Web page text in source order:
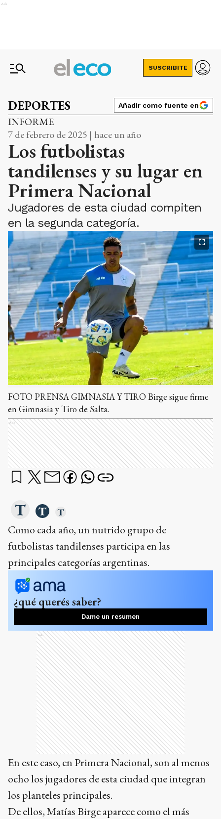
Ads
SUSCRIBITE
DEPORTES Añadir como fuente en
INFORME
7 de febrero de 2025 | hace un año
Los futbolistas
tandilenses y su lugar en
Primera Nacional
Jugadores de esta ciudad compiten
en la segunda categoría.
FOTO PRENSA GIMNASIA Y TIRO Birge sigue firme
en Gimnasia y Tiro de Salta.
Ads
Como cada año, un nutrido grupo de
futbolistas tandilenses participa en las
principales categorías argentinas.
¿qué querés saber?
Dame un resumen
Ads
En este caso, en Primera Nacional, son al menos
ocho los jugadores de esta ciudad que integran
los planteles principales.
De ellos, Matías Birge aparece como el más